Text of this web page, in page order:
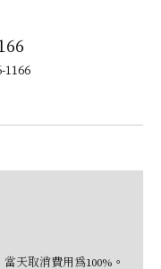
1166
天取消費用為100%。